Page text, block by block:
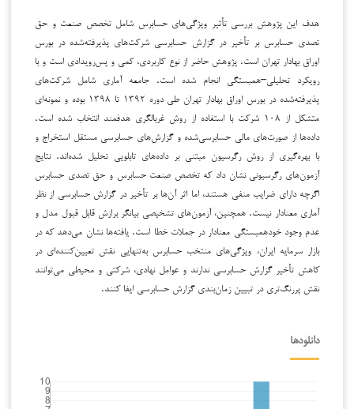
هدف این پژوهش بررسی تأثیر ویژگی‌های حسابرس شامل تخصص صنعت و حق
تصدی حسابرس بر تأخیر در گزارش حسابرسی شرکت‌های پذیرفته‌شده در بورس
اوراق بهادار تهران است. پژوهش حاضر از نوع کاربردی، کمی و پس‌رویدادی است و با
رویکرد تحلیلی–همبستگی انجام شده است. جامعه آماری شامل شرکت‌های
پذیرفته‌شده در بورس اوراق بهادار تهران طی دوره ۱۳۹۲ تا ۱۳۹۸ بوده و نمونه‌ای
متشکل از ۱۰۸ شرکت با استفاده از روش غربالگری هدفمند انتخاب شده است.
داده‌ها از صورت‌های مالی حسابرسی‌شده و گزارش‌های حسابرسی مستقل استخراج و
با بهره‌گیری از روش رگرسیون مبتنی بر داده‌های تابلویی تحلیل شده‌اند. نتایج
آزمون‌های رگرسیونی نشان داد که تخصص صنعت حسابرس و حق تصدی حسابرس
اگرچه دارای ضرایب منفی هستند، اما اثر آن‌ها بر تأخیر در گزارش حسابرسی از نظر
آماری معنادار نیست. همچنین، آزمون‌های تشخیصی بیانگر برازش قابل قبول مدل و
عدم وجود خودهمبستگی معنادار در جملات خطا است. یافته‌ها نشان می‌دهد که در
بازار سرمایه ایران، ویژگی‌های منتخب حسابرس به‌تنهایی نقش تعیین‌کننده‌ای در
کاهش تأخیر گزارش حسابرسی ندارند و عوامل نهادی، شرکتی و محیطی می‌توانند
نقش پررنگ‌تری در تبیین زمان‌بندی گزارش حسابرسی ایفا کنند.
دانلودها